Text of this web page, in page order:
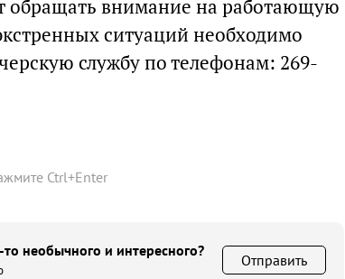
обращать внимание на работающую
ситуаций необходимо
службу по телефонам: 269-
Ctrl+Enter
необычного и интересного?
Отправить